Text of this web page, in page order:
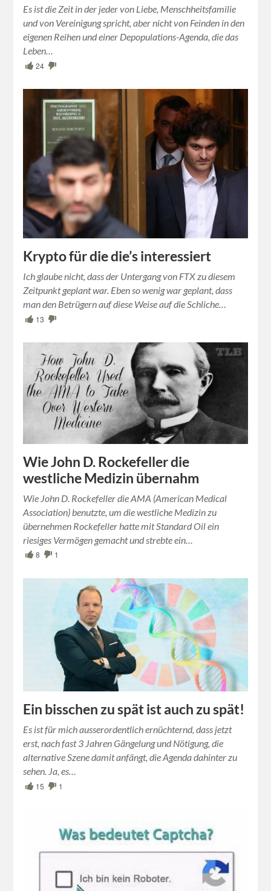
Es ist die Zeit in der jeder von Liebe, Menschheitsfamilie
und von Vereinigung spricht, aber nicht von Feinden in den
eigenen Reihen und einer Depopulations-Agenda, die das
Leben…
24
Krypto für die die’s interessiert
Ich glaube nicht, dass der Untergang von FTX zu diesem
Zeitpunkt geplant war. Eben so wenig war geplant, dass
man den Betrügern auf diese Weise auf die Schliche…
13
Wie John D. Rockefeller die
westliche Medizin übernahm
Wie John D. Rockefeller die AMA (American Medical
Association) benutzte, um die westliche Medizin zu
übernehmen Rockefeller hatte mit Standard Oil ein
riesiges Vermögen gemacht und strebte ein…
8 1
Ein bisschen zu spät ist auch zu spät!
Es ist für mich ausserordentlich ernüchternd, dass jetzt
erst, nach fast 3 Jahren Gängelung und Nötigung, die
alternative Szene damit anfängt, die Agenda dahinter zu
sehen. Ja, es…
15 1